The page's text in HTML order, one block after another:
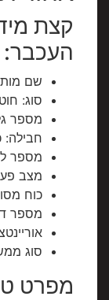
קצת
העכבר:
שם
סוג:
מספר
חבילה:
מספר
מצב
כוח
מספר
סוג
מפרט